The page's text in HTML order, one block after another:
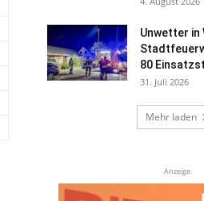
Unwetter
80
31. Juli 2026
Mehr laden
Anzeige